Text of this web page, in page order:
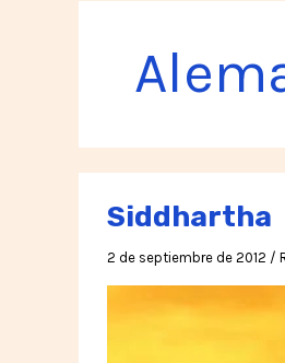
Siddhartha
2 de septiembre de 2012 /